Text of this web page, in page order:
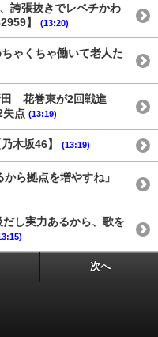
誇張抜きでレベチかわ
】
(13:20)
ゃくちゃ働いて老人た
田 花巻東が2回戦進
点 (13:19)
木坂46】 (13:19)
ら拠点を増やすね」
し実力あるから、歌を
次へ